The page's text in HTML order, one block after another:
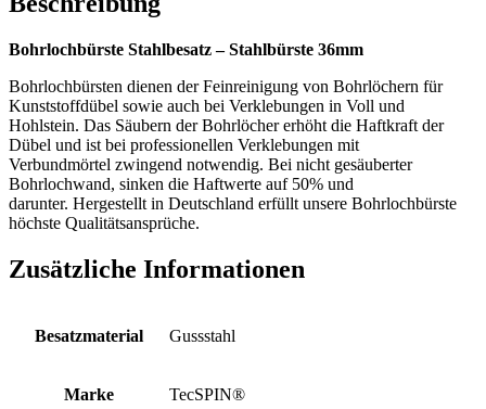
Bohrlochbürste Stahlbesatz – Stahlbürste 36mm
Bohrlochbürsten dienen der Feinreinigung von Bohrlöchern für
Kunststoffdübel sowie auch bei Verklebungen in Voll und
Hohlstein. Das Säubern der Bohrlöcher erhöht die Haftkraft der
Dübel und ist bei professionellen Verklebungen mit
Verbundmörtel zwingend notwendig. Bei nicht gesäuberter
Bohrlochwand, sinken die Haftwerte auf 50% und
darunter. Hergestellt in Deutschland erfüllt unsere Bohrlochbürste
höchste Qualitätsansprüche.
Zusätzliche Informationen
Besatzmaterial Gussstahl
Marke TecSPIN®